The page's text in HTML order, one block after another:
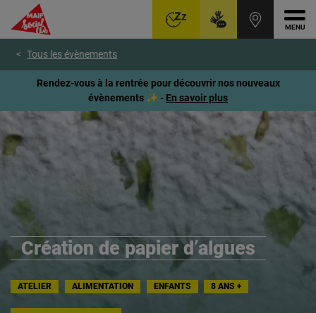
contenu
page
Tous les évènements
Rendez-vous à la rentrée pour découvrir nos nouveaux
évènements ✨ - En savoir plus
Création de papier d’algues
ATELIER ALIMENTATION ENFANTS 8 ANS +